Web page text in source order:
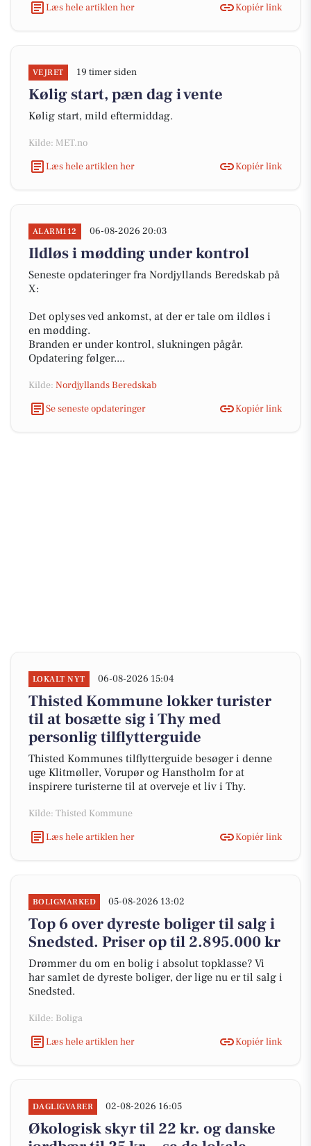
Læs hele artiklen her
Kopiér link
VEJRET 19 timer siden
Kølig start, pæn dag i vente
Kølig start, mild eftermiddag.
Kilde: MET.no
Læs hele artiklen her
Kopiér link
ALARM112 06-08-2026 20:03
Ildløs i mødding under kontrol
Seneste opdateringer fra Nordjyllands Beredskab på
X:
Det oplyses ved ankomst, at der er tale om ildløs i
en mødding.
Branden er under kontrol, slukningen pågår.
Opdatering følger....
Kilde: Nordjyllands Beredskab
Se seneste opdateringer
Kopiér link
LOKALT NYT 06-08-2026 15:04
Thisted Kommune lokker turister
til at bosætte sig i Thy med
personlig tilflytterguide
Thisted Kommunes tilflytterguide besøger i denne
uge Klitmøller, Vorupør og Hanstholm for at
inspirere turisterne til at overveje et liv i Thy.
Kilde: Thisted Kommune
Læs hele artiklen her
Kopiér link
BOLIGMARKED 05-08-2026 13:02
Top 6 over dyreste boliger til salg i
Snedsted. Priser op til 2.895.000 kr
Drømmer du om en bolig i absolut topklasse? Vi
har samlet de dyreste boliger, der lige nu er til salg i
Snedsted.
Kilde: Boliga
Læs hele artiklen her
Kopiér link
DAGLIGVARER 02-08-2026 16:05
Økologisk skyr til 22 kr. og danske